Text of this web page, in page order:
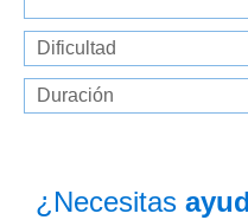
¿Necesitas